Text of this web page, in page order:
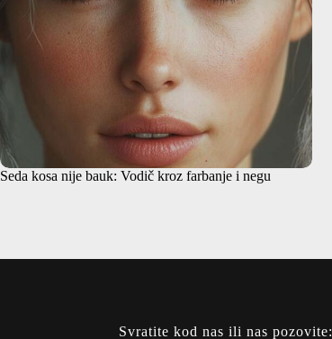
Seda kosa nije bauk: Vodič kroz farbanje i negu
Svratite kod nas ili nas pozovite: